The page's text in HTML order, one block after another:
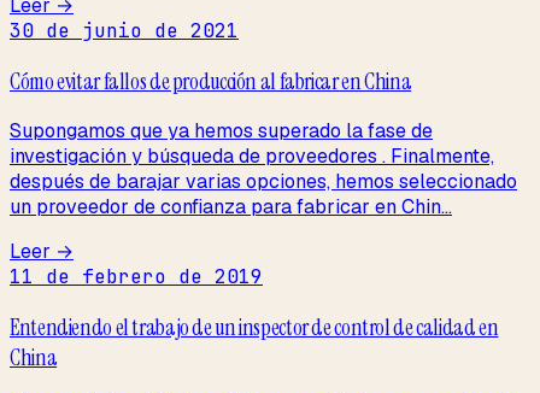
Leer →
30 de junio de 2021
Cómo evitar fallos de producción al fabricar en China
Supongamos que ya hemos superado la fase de
investigación y búsqueda de proveedores . Finalmente,
después de barajar varias opciones, hemos seleccionado
un proveedor de confianza para fabricar en Chin...
Leer →
11 de febrero de 2019
Entendiendo el trabajo de un inspector de control de calidad en
China